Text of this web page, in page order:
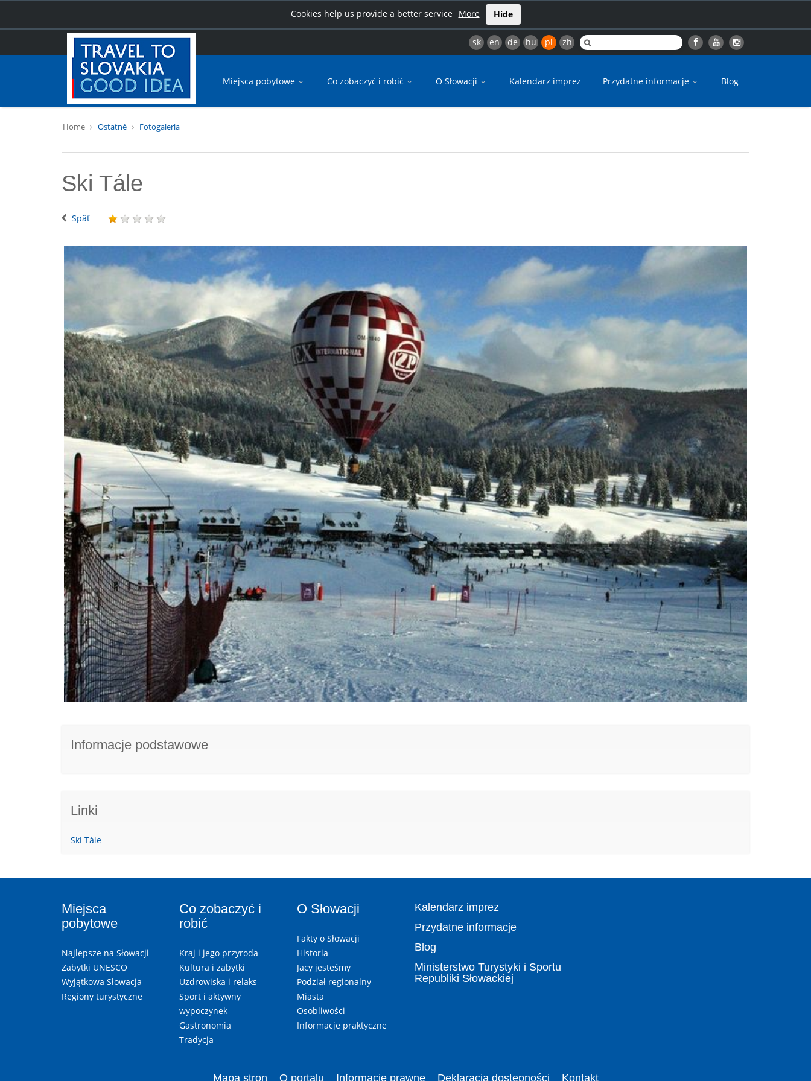
Cookies help us provide a better service More Hide
sk en de hu pl zh
Miejsca pobytowe Co zobaczyć i robić O Słowacji Kalendarz imprez Przydatne informacje Blog
Home Ostatné Fotogaleria
Ski Tále
Späť
Informacje podstawowe
Linki
Ski Tále
Miejsca
pobytowe
Najlepsze na Słowacji
Zabytki UNESCO
Wyjątkowa Słowacja
Regiony turystyczne
Co zobaczyć i
robić
Kraj i jego przyroda
Kultura i zabytki
Uzdrowiska i relaks
Sport i aktywny
wypoczynek
Gastronomia
Tradycja
O Słowacji
Fakty o Słowacji
Historia
Jacy jesteśmy
Podział regionalny
Miasta
Osobliwości
Informacje praktyczne
Kalendarz imprez
Przydatne informacje
Blog
Ministerstwo Turystyki i Sportu
Republiki Słowackiej
Mapa stron O portalu Informacje prawne Deklaracja dostępności Kontakt